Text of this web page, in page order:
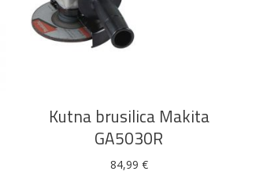
DODAJ U KOŠARICU
Kutna brusilica Makita
GA5030R
84,99 €